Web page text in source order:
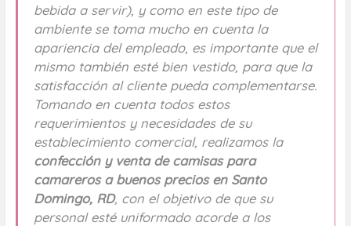
bebida a servir), y como en este tipo de
ambiente se toma mucho en cuenta la
apariencia del empleado, es importante que el
mismo también esté bien vestido, para que la
satisfacción al cliente pueda complementarse.
Tomando en cuenta todos estos
requerimientos y necesidades de su
establecimiento comercial, realizamos la
confección y venta de camisas para
camareros a buenos precios en Santo
Domingo, RD, con el objetivo de que su
personal esté uniformado acorde a los